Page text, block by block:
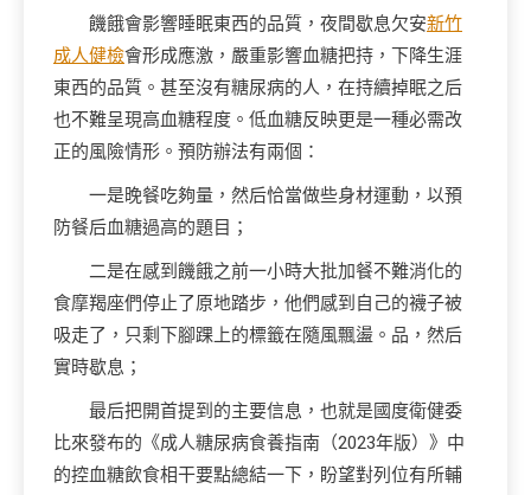
饑餓會影響睡眠東西的品質，夜間歇息欠安新竹
成人健檢會形成應激，嚴重影響血糖把持，下降生涯
東西的品質。甚至沒有糖尿病的人，在持續掉眠之后
也不難呈現高血糖程度。低血糖反映更是一種必需改
正的風險情形。預防辦法有兩個：
一是晚餐吃夠量，然后恰當做些身材運動，以預
防餐后血糖過高的題目；
二是在感到饑餓之前一小時大批加餐不難消化的
食摩羯座們停止了原地踏步，他們感到自己的襪子被
吸走了，只剩下腳踝上的標籤在隨風飄盪。品，然后
實時歇息；
最后把開首提到的主要信息，也就是國度衛健委
比來發布的《成人糖尿病食養指南（2023年版）》中
的控血糖飲食相干要點總結一下，盼望對列位有所輔